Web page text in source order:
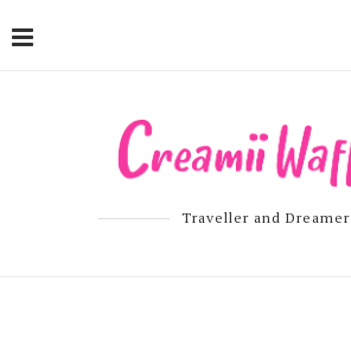
Traveller and Dreamer